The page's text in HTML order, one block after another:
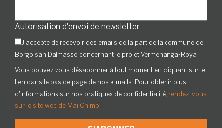
Autorisation d'envoi de newsletter :
J'accepte de recevoir des emails de la part de la commune de
Borgo san Dalmasso concernant le projet Vermenanga-Roya
Vous pouvez vous désabonner à tout moment en cliquant sur le
lien dans le bas de page de nos e-mails. Pour obtenir plus
d'informations sur nos pratiques de confidentialité, rendez-vous
sur le site web de MailChimp.